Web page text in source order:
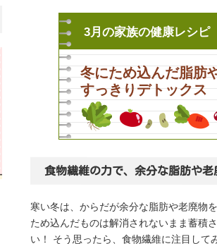
3月の家族の健康レシピ
冬にため込んだ脂肪
すっきりデトックス
食物繊維の力で、余分な脂肪や老
寒い冬は、からだが余分な脂肪や老廃物
ため込んだものは解消されないまま蓄積
い！ そう思ったら、食物繊維に注目して